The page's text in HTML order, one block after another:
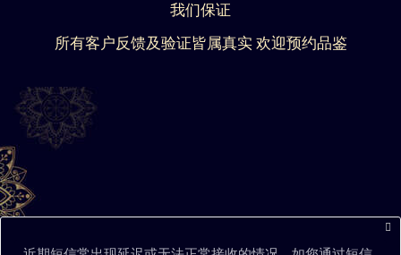
我们保证
所有客户反馈及验证皆属真实 欢迎预约品鉴